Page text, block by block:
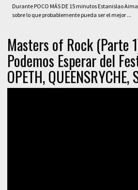
Durante POCO MÁS DE 15 minutos Estanislao
sobre lo que probablemente pueda ser el mejor ...
Masters of Rock (Parte
Podemos Esperar del
OPETH, QUEENSRYCHE,